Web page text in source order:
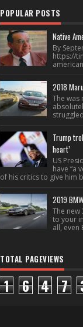
POPULAR POSTS
Native
By
https://
2018
The was
Trump
heart’
US
have “a
of his critics to give him
2019
The
to your
all, even
TOTAL PAGEVIEWS
1 6 4 7